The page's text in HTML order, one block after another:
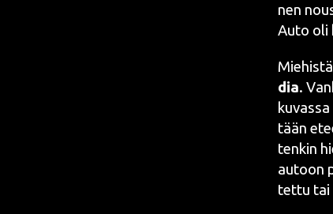
nen
Auto oli
dia.
tään
ten­kin
autoon
tet­tu tai